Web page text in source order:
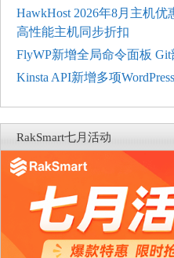
HawkHost 2026年8月主机优
高性能主机同步折扣
FlyWP新增全局命令面板
Kinsta API新增多项
RakSmart七月活动